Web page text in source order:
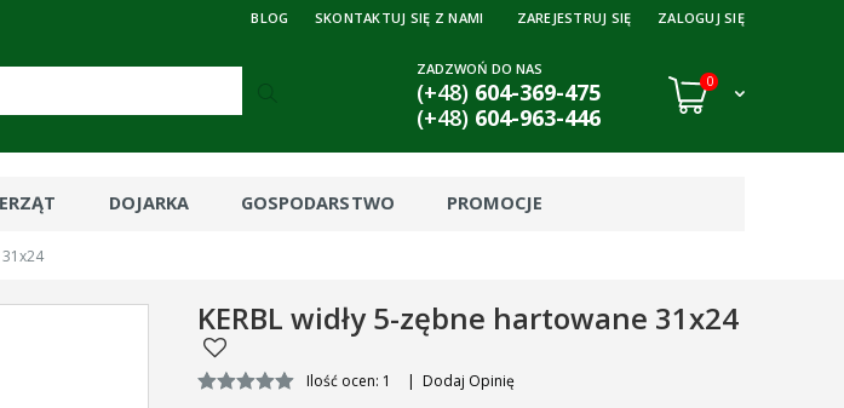
ZAREJESTRUJ SIĘ ZALOGUJ SIĘ
BLOG SKONTAKTUJ SIĘ Z NAMI
ZADZWOŃ DO NAS
(+48)604-369-475
(+48) 604-963-446
0
DOJARKA GOSPODARSTWO PROMOCJE
KERBL widły 5-zębne hartowane 31x24
Ilość ocen: 1 | Dodaj Opinię